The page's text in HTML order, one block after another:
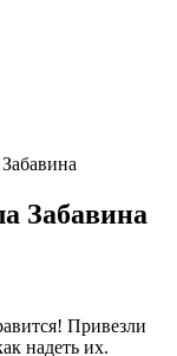
Забавина
Привезли
надеть их.